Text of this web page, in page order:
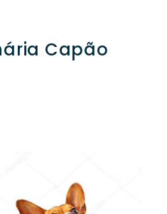
Capão